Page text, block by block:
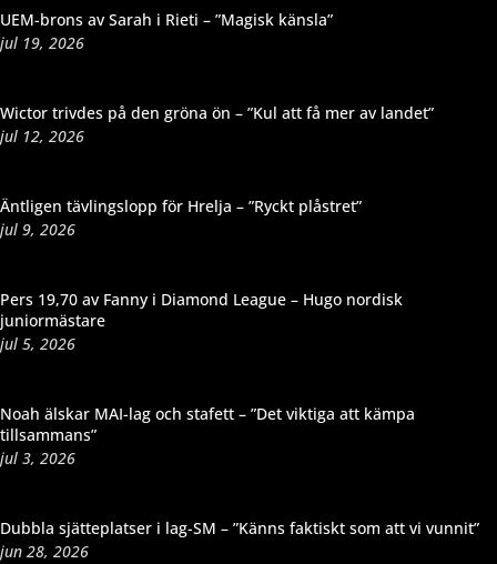
UEM-brons av Sarah i Rieti – ”Magisk känsla”
jul 19, 2026
Wictor trivdes på den gröna ön – ”Kul att få mer av landet”
jul 12, 2026
Äntligen tävlingslopp för Hrelja – ”Ryckt plåstret”
jul 9, 2026
Pers 19,70 av Fanny i Diamond League – Hugo nordisk
juniormästare
jul 5, 2026
Noah älskar MAI-lag och stafett – ”Det viktiga att kämpa
tillsammans”
jul 3, 2026
Dubbla sjätteplatser i lag-SM – ”Känns faktiskt som att vi vunnit”
jun 28, 2026